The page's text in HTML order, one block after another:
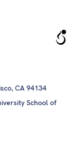
CA 94134
School of